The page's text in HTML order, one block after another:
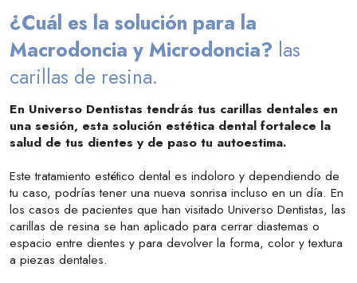
¿Cuál es la solución para la
Macrodoncia y Microdoncia? las
carillas de resina.
En Universo Dentistas tendrás tus carillas dentales en
una sesión, esta solución estética dental fortalece la
salud de tus dientes y de paso tu autoestima.
Este tratamiento estético dental es indoloro y dependiendo de
tu caso, podrías tener una nueva sonrisa incluso en un día. En
los casos de pacientes que han visitado Universo Dentistas, las
carillas de resina se han aplicado para cerrar diastemas o
espacio entre dientes y para devolver la forma, color y textura
a piezas dentales.